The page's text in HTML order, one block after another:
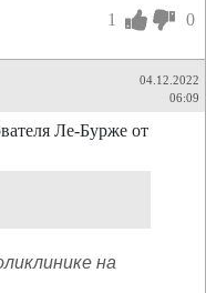
1 0
04.12.2022
06:09
Ле-Бурже от
на